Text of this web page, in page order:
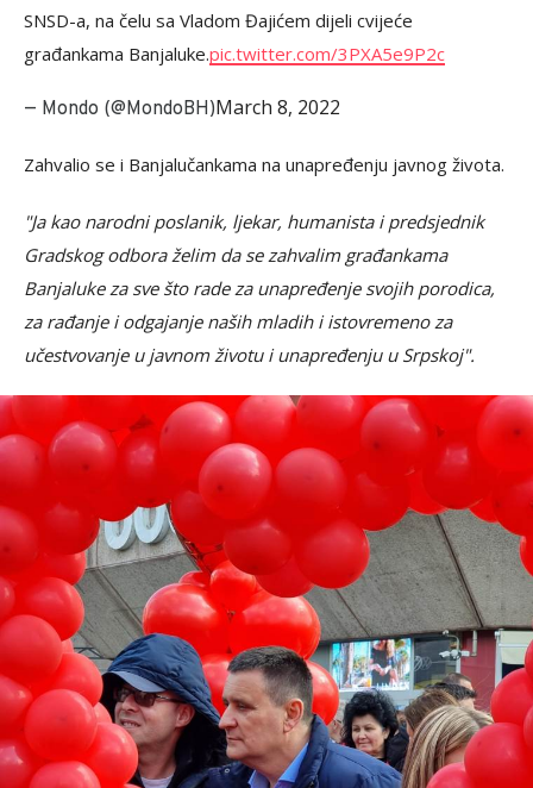
SNSD-a, na čelu sa Vladom Đajićem dijeli cvijeće
građankama Banjaluke.pic.twitter.com/3PXA5e9P2c
— Mondo (@MondoBH)March 8, 2022
Zahvalio se i Banjalučankama na unapređenju javnog života.
"Ja kao narodni poslanik, ljekar, humanista i predsjednik
Gradskog odbora želim da se zahvalim građankama
Banjaluke za sve što rade za unapređenje svojih porodica,
za rađanje i odgajanje naših mladih i istovremeno za
učestvovanje u javnom životu i unapređenju u Srpskoj".